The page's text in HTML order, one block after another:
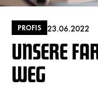
PROFIS 23.06.2022
UNSERE
WEG